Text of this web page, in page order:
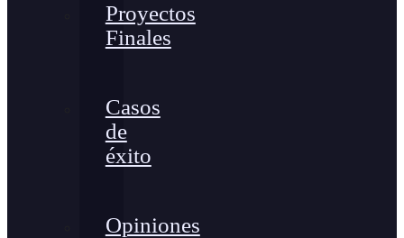
Proyectos
Finales
Casos
de
éxito
Opiniones